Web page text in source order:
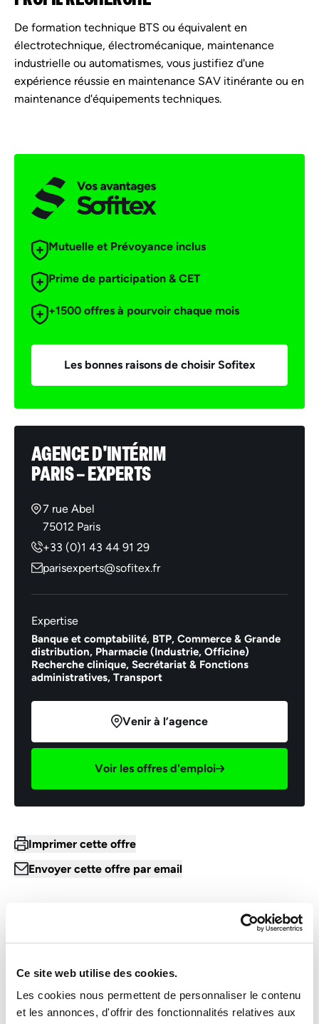
Ce site web utilise des cookies.
Les cookies nous permettent de personnaliser le contenu
et les annonces, d'offrir des fonctionnalités relatives aux
De formation technique BTS ou équivalent en
électrotechnique, électromécanique, maintenance
industrielle ou automatismes, vous justifiez d'une
expérience réussie en maintenance SAV itinérante ou en
maintenance d'équipements techniques.
Mutuelle et Prévoyance inclus
Prime de participation & CET
+1500 offres à pourvoir chaque mois
Les bonnes raisons de choisir Sofitex
AGENCE D'INTÉRIM
PARIS – EXPERTS
7 rue Abel
75012 Paris
+33 (0)1 43 44 91 29
parisexperts@sofitex.fr
Expertise
Banque et comptabilité, BTP, Commerce & Grande
distribution, Pharmacie (Industrie, Officine)
Recherche clinique, Secrétariat & Fonctions
administratives, Transport
Venir à l’agence
Voir les offres d'emploi
Imprimer cette offre
Envoyer cette offre par email
INTERIM Construction
TECHNICIEN DE MAINTENANCE SAV
H/F
Email *